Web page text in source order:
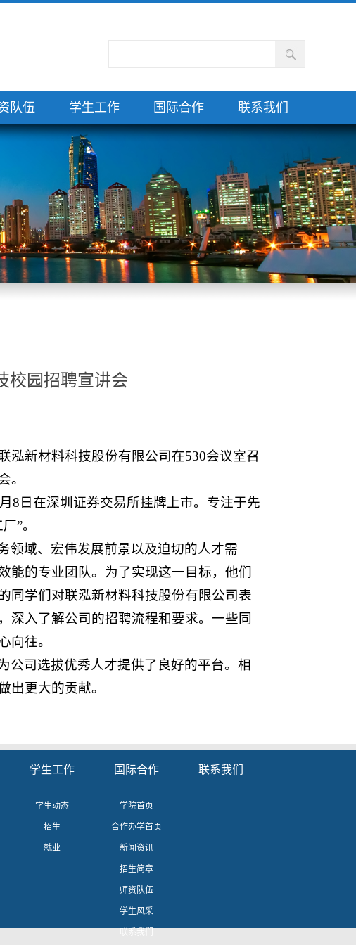
队伍 学生工作 国际合作 联系我们
校园招聘宣讲会
泓新材料科技股份有限公司在530会议室召
。
8日在深圳证券交易所挂牌上市。专注于先
”。
领域、宏伟发展前景以及迫切的人才需
能的专业团队。为了实现这一目标，他们
同学们对联泓新材料科技股份有限公司表
深入了解公司的招聘流程和要求。一些同
向往。
公司选拔优秀人才提供了良好的平台。相
出更大的贡献。
学生工作
学生动态
招生
就业
国际合作
学院首页
合作办学首页
新闻资讯
招生简章
师资队伍
学生风采
联系我们